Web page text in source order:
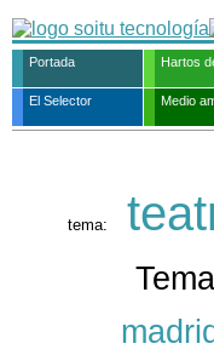
Portada Hartos
El Selector Medio
tema:
madrid